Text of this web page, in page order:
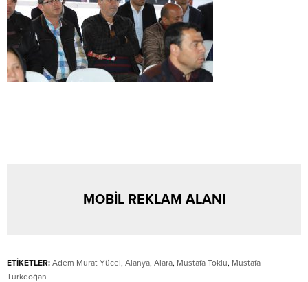
MOBİL REKLAM ALANI
ETİKETLER: Adem Murat Yücel, Alanya, Alara, Mustafa Toklu, Mustafa
Türkdoğan